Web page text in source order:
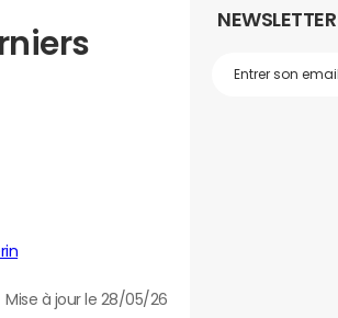
Mise à jour le 28/05/26